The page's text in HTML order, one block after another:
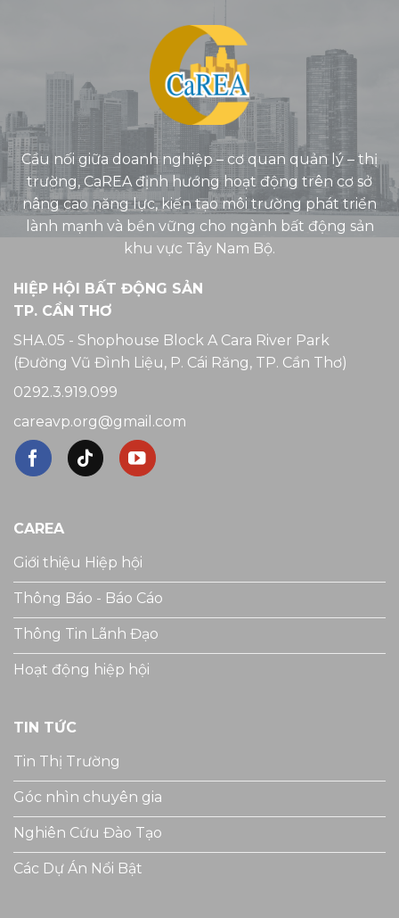
Cầu nối giữa doanh nghiệp – cơ quan quản lý – thị
trường, CaREA định hướng hoạt động trên cơ sở
nâng cao năng lực, kiến tạo môi trường phát triển
lành mạnh và bền vững cho ngành bất động sản
khu vực Tây Nam Bộ.
HIỆP HỘI BẤT ĐỘNG SẢN
TP. CẦN THƠ
SHA.05 - Shophouse Block A Cara River Park
(Đường Vũ Đình Liệu, P. Cái Răng, TP. Cần Thơ)
0292.3.919.099
careavp.org@gmail.com
CAREA
Giới thiệu Hiệp hội
Thông Báo - Báo Cáo
Thông Tin Lãnh Đạo
Hoạt động hiệp hội
TIN TỨC
Tin Thị Trường
Góc nhìn chuyên gia
Nghiên Cứu Đào Tạo
Các Dự Án Nổi Bật